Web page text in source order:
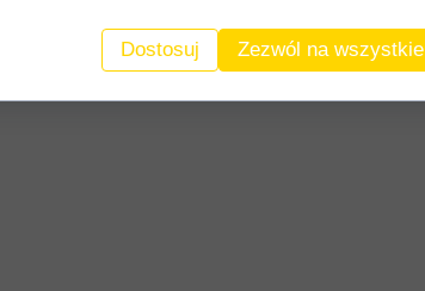
Dostosuj Zezwól na wszystkie